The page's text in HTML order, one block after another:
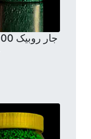
جار روبیک 700 سی سی وزن 34 گرم